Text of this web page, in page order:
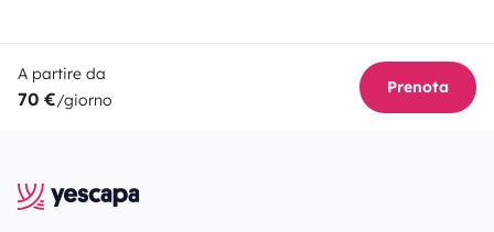
A partire da
70 €/giorno
Prenota